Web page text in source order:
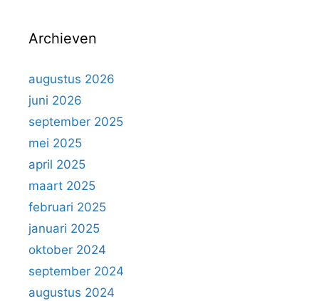
Archieven
augustus 2026
juni 2026
september 2025
mei 2025
april 2025
maart 2025
februari 2025
januari 2025
oktober 2024
september 2024
augustus 2024